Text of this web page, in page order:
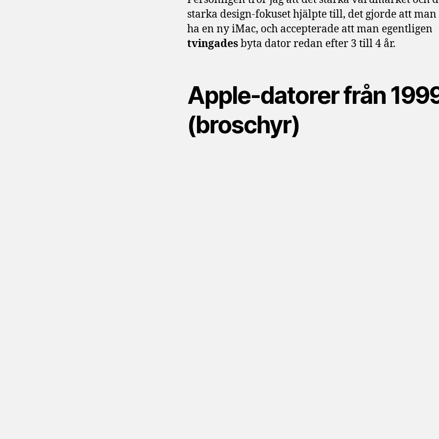
starka design-fokuset hjälpte till, det gjorde att man
ha en ny iMac, och accepterade att man egentligen
tvingadesbyta dator redan efter 3 till 4 år.
Apple-datorer från
(broschyr)